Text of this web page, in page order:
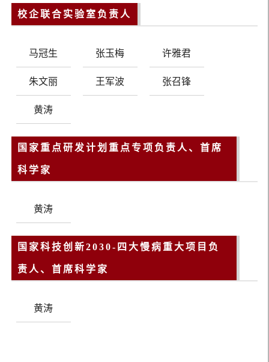
校企联合实验室负责人
马冠生 张玉梅 许雅君
朱文丽 王军波 张召锋
黄涛
国家重点研发计划重点专项负责人、首席
科学家
黄涛
国家科技创新2030-四大慢病重大项目负
责人、首席科学家
黄涛